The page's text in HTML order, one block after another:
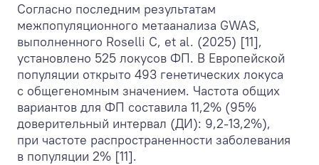
Согласно последним результатам
межпопуляционного метаанализа GWAS,
выполненного Roselli C, et al. (2025) [11],
установлено 525 локусов ФП. В Европейской
популяции открыто 493 генетических локуса
с общегеномным значением. Частота общих
вариантов для ФП составила 11,2% (95%
доверительный интервал (ДИ): 9,2-13,2%),
при частоте распространенности заболевания
в популяции 2% [11].